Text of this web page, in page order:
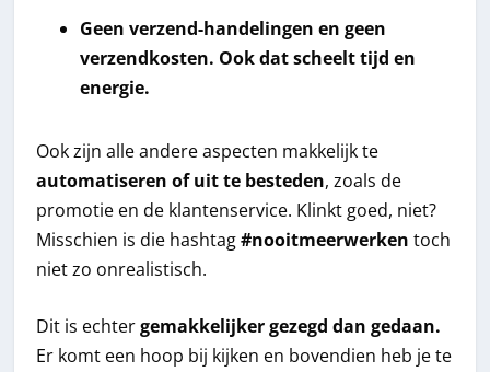
Geen verzend-handelingen en geen
verzendkosten. Ook dat scheelt tijd en
energie.
Ook zijn alle andere aspecten makkelijk te
automatiseren of uit te besteden, zoals de
promotie en de klantenservice. Klinkt goed, niet?
Misschien is die hashtag#nooitmeerwerkentoch
niet zo onrealistisch.
Dit is echtergemakkelijker gezegd dan gedaan.
Er komt een hoop bij kijken en bovendien heb je te